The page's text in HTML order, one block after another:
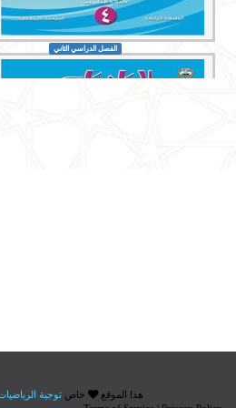
الفصل الدراسي الثاني
هذا الموقع خاص توجية